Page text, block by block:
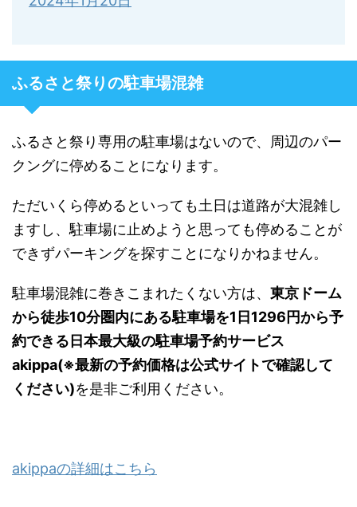
ふるさと祭りの駐車場混雑
ふるさと祭り専用の駐車場はないので、周辺のパー
クングに停めることになります。
ただいくら停めるといっても土日は道路が大混雑し
ますし、駐車場に止めようと思っても停めることが
できずパーキングを探すことになりかねません。
駐車場混雑に巻きこまれたくない方は、 東京ドーム
から徒歩10分圏内にある駐車場を1日1296円から予
約できる日本最大級の駐車場予約サービス
akippa(※最新の予約価格は公式サイトで確認して
ください)を是非ご利用ください。
akippaの詳細はこちら